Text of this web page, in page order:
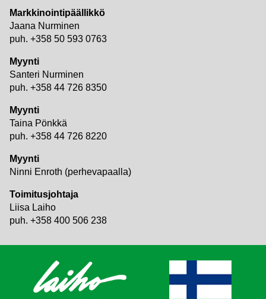
Markkinointipäällikkö
Jaana Nurminen
puh. +358 50 593 0763
Myynti
Santeri Nurminen
puh. +358 44 726 8350
Myynti
Taina Pönkkä
puh. +358 44 726 8220
Myynti
Ninni Enroth (perhevapaalla)
Toimitusjohtaja
Liisa Laiho
puh. +358 400 506 238